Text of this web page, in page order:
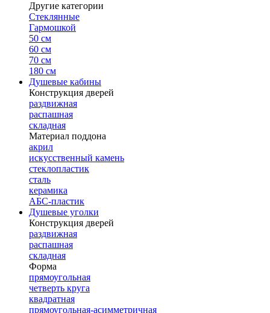
Другие категории
Стеклянные
Гармошкой
50 см
60 см
70 см
180 см
Душевые кабины
Конструкция дверей
раздвижная
распашная
складная
Материал поддона
акрил
искусственный камень
стеклопластик
сталь
керамика
АБС-пластик
Душевые уголки
Конструкция дверей
раздвижная
распашная
складная
Форма
прямоугольная
четверть круга
квадратная
прямоугольная-асимметричная